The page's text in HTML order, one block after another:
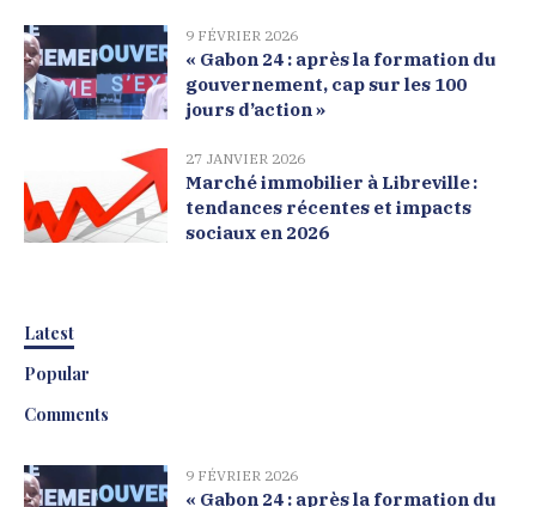
9 FÉVRIER 2026
« Gabon 24 : après la formation du
gouvernement, cap sur les 100
jours d’action »
27 JANVIER 2026
Marché immobilier à Libreville :
tendances récentes et impacts
sociaux en 2026
Latest
Popular
Comments
9 FÉVRIER 2026
« Gabon 24 : après la formation du